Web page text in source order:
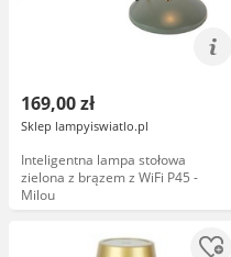
169,00 zł
Sklep lampyiswiatlo.pl
Inteligentna lampa stołowa
zielona z brązem z WiFi P45 -
Milou